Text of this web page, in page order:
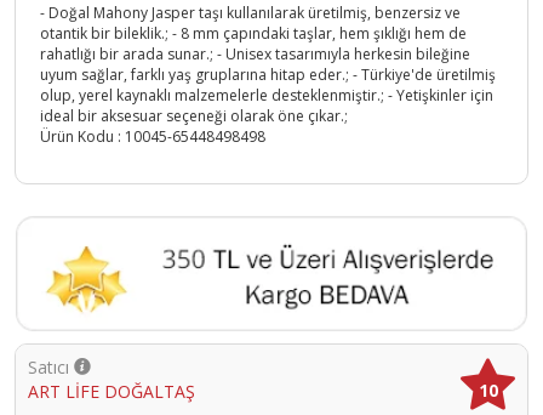
- Doğal Mahony Jasper taşı kullanılarak üretilmiş, benzersiz ve
otantik bir bileklik.; - 8 mm çapındaki taşlar, hem şıklığı hem de
rahatlığı bir arada sunar.; - Unisex tasarımıyla herkesin bileğine
uyum sağlar, farklı yaş gruplarına hitap eder.; - Türkiye'de üretilmiş
olup, yerel kaynaklı malzemelerle desteklenmiştir.; - Yetişkinler için
ideal bir aksesuar seçeneği olarak öne çıkar.;
Ürün Kodu : 10045-65448498498
Satıcı
ART LİFE DOĞALTAŞ
10